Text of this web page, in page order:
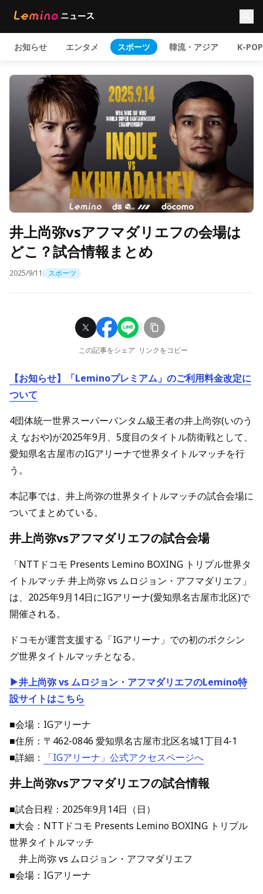
お知らせ エンタメ スポーツ 韓流・アジア K-POP
井上尚弥vsアフマダリエフの会場は
どこ？試合情報まとめ
2025/9/11 スポーツ
この記事をシェア リンクをコピー
【お知らせ】「Leminoプレミアム」のご利用料金改定に
ついて
4団体統一世界スーパーバンタム級王者の井上尚弥(いのう
え なおや)が2025年9月、5度目のタイトル防衛戦として、
愛知県名古屋市のIGアリーナで世界タイトルマッチを行
う。
本記事では、井上尚弥の世界タイトルマッチの試合会場に
ついてまとめている。
井上尚弥vsアフマダリエフの試合会場
「NTTドコモ Presents Lemino BOXING トリプル世界タ
イトルマッチ 井上尚弥 vs ムロジョン・アフマダリエフ」
は、2025年9月14日にIGアリーナ(愛知県名古屋市北区)で
開催される。
ドコモが運営支援する「IGアリーナ」での初のボクシン
グ世界タイトルマッチとなる。
▶井上尚弥 vs ムロジョン・アフマダリエフのLemino特
設サイトはこちら
■会場：IGアリーナ
■住所：〒462-0846 愛知県名古屋市北区名城1丁目4-1
■詳細：
「IGアリーナ」公式アクセスページへ
井上尚弥vsアフマダリエフの試合情報
■試合日程：2025年9月14日（日）
■大会：NTTドコモ Presents Lemino BOXING トリプル
世界タイトルマッチ
井上尚弥 vs ムロジョン・アフマダリエフ
■会場：IGアリーナ